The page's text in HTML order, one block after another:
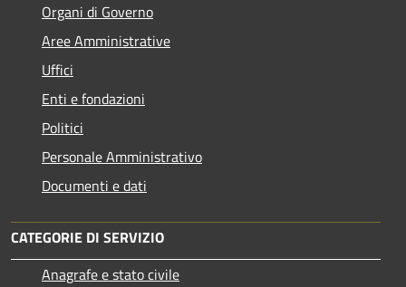
Organi di Governo
Aree Amministrative
Uffici
Enti e fondazioni
Politici
Personale Amministrativo
Documenti e dati
CATEGORIE DI SERVIZIO
Anagrafe e stato civile